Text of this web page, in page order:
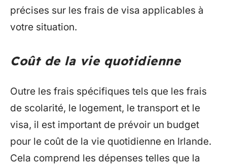
précises sur les frais de visa applicables à
votre situation.
Coût de la vie quotidienne
Outre les frais spécifiques tels que les frais
de scolarité, le logement, le transport et le
visa, il est important de prévoir un budget
pour le coût de la vie quotidienne en Irlande.
Cela comprend les dépenses telles que la